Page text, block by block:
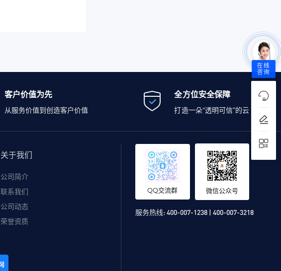
客户价值为先
从服务价值到创造客户价值
全方位安全保障
打造一朵“透明可信”的云
关于我们
公司简介
联系我们
公司动态
荣誉资质
QQ交流群 微信公众号
服务热线:400-007-1238 | 400-007-3218
在线
咨询